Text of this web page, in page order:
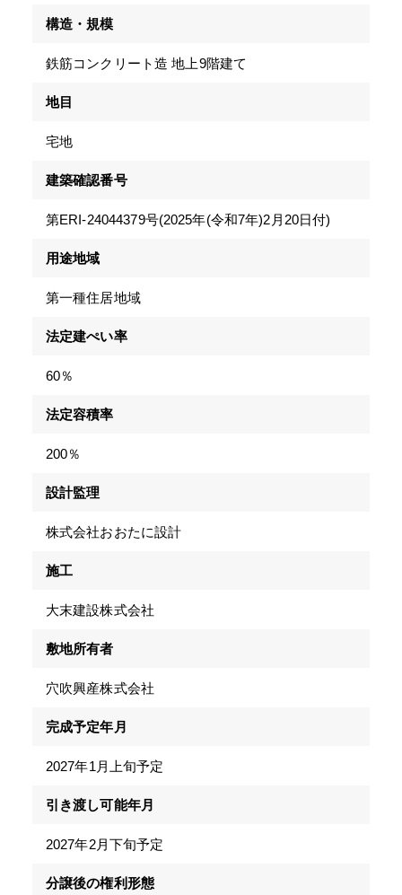
構造・規模
鉄筋コンクリート造 地上9階建て
地目
宅地
建築確認番号
第ERI-24044379号(2025年(令和7年)2月20日付)
用途地域
第一種住居地域
法定建ぺい率
60％
法定容積率
200％
設計監理
株式会社おおたに設計
施工
大末建設株式会社
敷地所有者
穴吹興産株式会社
完成予定年月
2027年1月上旬予定
引き渡し可能年月
2027年2月下旬予定
分譲後の権利形態